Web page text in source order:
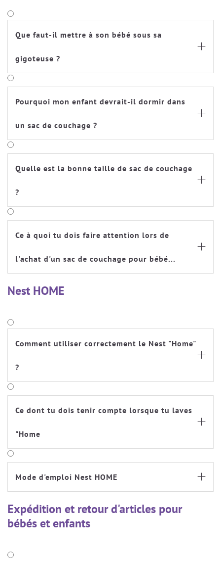
Que faut-il mettre à son bébé sous sa
gigoteuse ?

Pourquoi mon enfant devrait-il dormir dans
un sac de couchage ?

Quelle est la bonne taille de sac de couchage
?

Ce à quoi tu dois faire attention lors de
l'achat d'un sac de couchage pour bébé...

Nest HOME
Comment utiliser correctement le Nest "Home"
?

Ce dont tu dois tenir compte lorsque tu laves
"Home

Mode d'emploi Nest HOME 
Expédition et retour d'articles pour
bébés et enfants